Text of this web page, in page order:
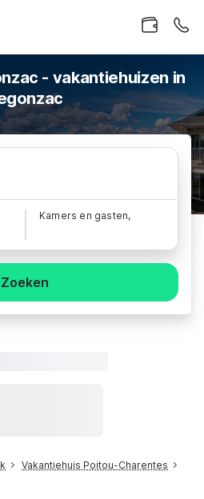
- vakantiehuizen in
Kamers en gasten,
Zoeken
Vakantiehuis Poitou-Charentes